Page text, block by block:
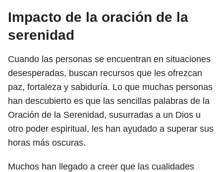
Impacto de la oración de la
serenidad
Cuando las personas se encuentran en situaciones
desesperadas, buscan recursos que les ofrezcan
paz, fortaleza y sabiduría. Lo que muchas personas
han descubierto es que las sencillas palabras de la
Oración de la Serenidad, susurradas a un Dios u
otro poder espiritual, les han ayudado a superar sus
horas más oscuras.
Muchos han llegado a creer que las cualidades